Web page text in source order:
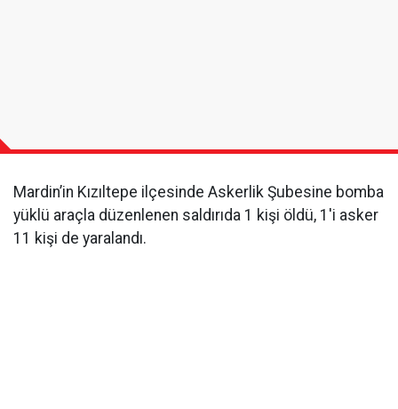
Mardin’in Kızıltepe ilçesinde Askerlik Şubesine bomba
yüklü araçla düzenlenen saldırıda 1 kişi öldü, 1'i asker
11 kişi de yaralandı.